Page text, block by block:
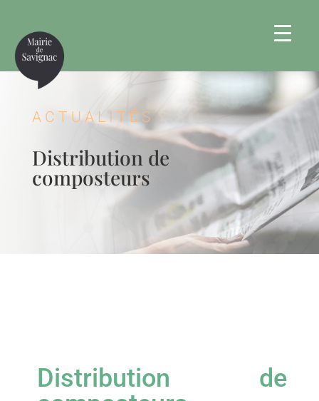
ACTUALITÉS
Distribution de
composteurs
Distribution de